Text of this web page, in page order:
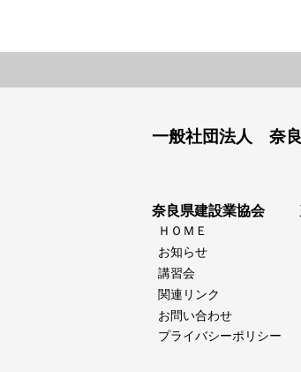
一般社団法人 奈
奈良県建設業協会
ＨＯＭＥ
お知らせ
講習会
関連リンク
お問い合わせ
プライバシーポリシー